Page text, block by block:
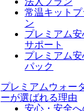
常温キットプ
ン
プレミアム安
サポート
プレミアム安
パック
プレミアムウォー
ーが選ばれる理由
安心・安全へ